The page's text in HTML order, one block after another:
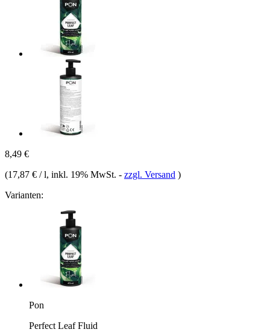
8,49 €
(17,87 € / l, inkl. 19% MwSt. - zzgl. Versand )
Varianten:
Pon
Perfect Leaf Fluid